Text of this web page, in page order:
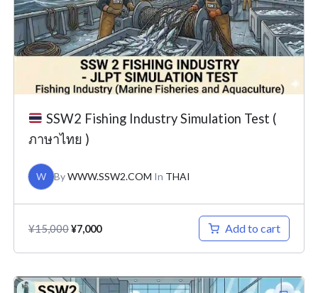
SSW2 Fishing Industry Simulation Test (
ภาษาไทย )
W ByWWW.SSW2.COM In THAI
¥15,000¥7,000 Add to cart
OriginalCurrent